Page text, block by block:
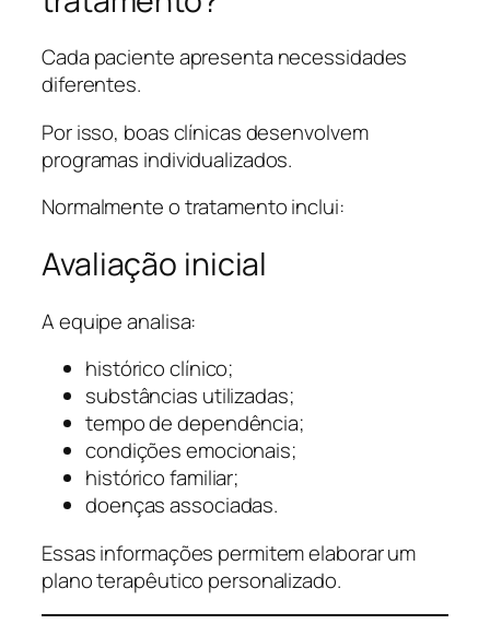
Cada paciente apresenta necessidades
diferentes.
Por isso, boas clínicas desenvolvem
programas individualizados.
Normalmente o tratamento inclui:
Avaliação inicial
A equipe analisa:
histórico clínico;
substâncias utilizadas;
tempo de dependência;
condições emocionais;
histórico familiar;
doenças associadas.
Essas informações permitem elaborar um
plano terapêutico personalizado.